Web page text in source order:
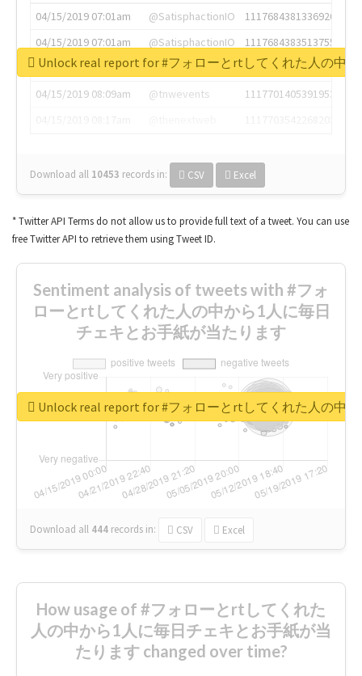
04/15/2019 07:01am
@SatisphactionIO
1117684381336920064
04/15/2019 07:01am
@SatisphactionIO
1117684383513755649
04/15/2019 07:03am
@annaercilla
1117684805876027392
04/15/2019 08:09am
@tnwevents
1117701405391953920
Download all 10453 records in: CSV Excel
Unlock real report for #フォローとrtしてくれた人の中
* Twitter API Terms do not allow us to provide full text of a tweet. You can use
free Twitter API to retrieve them using Tweet ID.
Sentiment analysis of tweets with #フォ
ローとrtしてくれた人の中から1人に毎日
チェキとお手紙が当たります
Download all 444 records in: CSV Excel
Unlock real report for #フォローとrtしてくれた人の中
How usage of #フォローとrtしてくれた
人の中から1人に毎日チェキとお手紙が当
たります changed over time?